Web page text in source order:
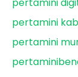
pertamini
pertamini